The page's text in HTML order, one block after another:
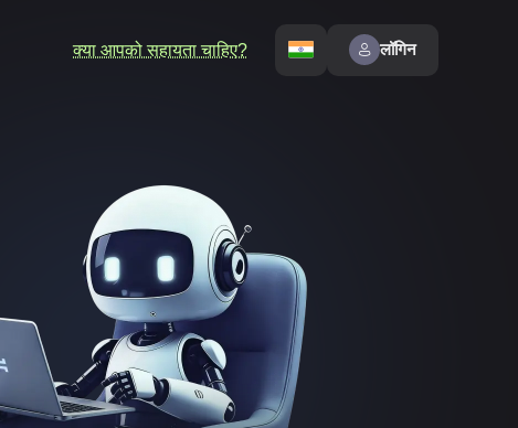
क्या आपको सहायता चाहिए? लॉगिन